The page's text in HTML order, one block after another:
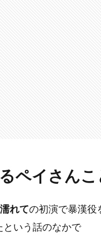
ペイさん
れての初演で暴漢役
いう話のなかで